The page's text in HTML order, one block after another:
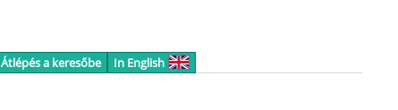
Átlépés a keresőbe In English